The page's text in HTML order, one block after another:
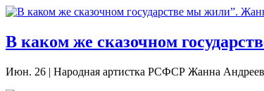
В каком же сказочном
Июн. 26 | Народная артистка РСФСР Жанна